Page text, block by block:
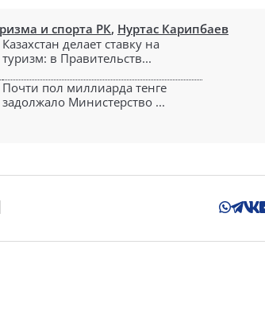
и спорта РК, Нуртас Карипбаев
Казахстан делает ставку на
туризм: в Правительств...
Почти пол миллиарда тенге
задолжало Министерство ...